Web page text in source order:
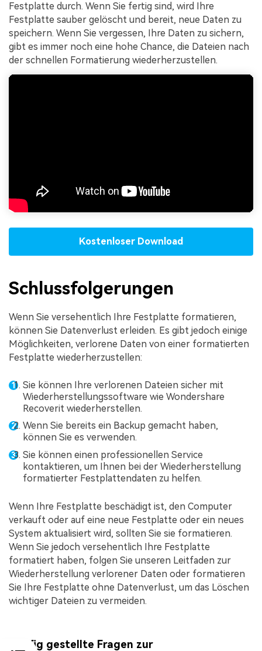
Festplatte durch. Wenn Sie fertig sind, wird Ihre
Festplatte sauber gelöscht und bereit, neue Daten zu
speichern. Wenn Sie vergessen, Ihre Daten zu sichern,
gibt es immer noch eine hohe Chance, die Dateien nach
der schnellen Formatierung wiederherzustellen.
Kostenloser Download
Schlussfolgerungen
Wenn Sie versehentlich Ihre Festplatte formatieren,
können Sie Datenverlust erleiden. Es gibt jedoch einige
Möglichkeiten, verlorene Daten von einer formatierten
Festplatte wiederherzustellen:
Sie können Ihre verlorenen Dateien sicher mit
Wiederherstellungssoftware wie Wondershare
Recoverit wiederherstellen.
Wenn Sie bereits ein Backup gemacht haben,
können Sie es verwenden.
Sie können einen professionellen Service
kontaktieren, um Ihnen bei der Wiederherstellung
formatierter Festplattendaten zu helfen.
Wenn Ihre Festplatte beschädigt ist, den Computer
verkauft oder auf eine neue Festplatte oder ein neues
System aktualisiert wird, sollten Sie sie formatieren.
Wenn Sie jedoch versehentlich Ihre Festplatte
formatiert haben, folgen Sie unseren Leitfaden zur
Wiederherstellung verlorener Daten oder formatieren
Sie Ihre Festplatte ohne Datenverlust, um das Löschen
wichtiger Dateien zu vermeiden.
Häufig gestellte Fragen zur